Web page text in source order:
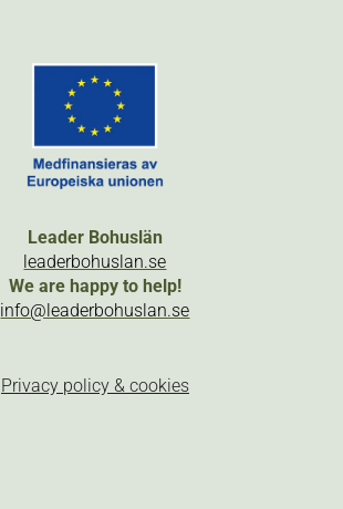
Leader Bohuslän
leaderbohuslan.se
We are happy to help!
info@leaderbohuslan.se
Privacy policy & cookies